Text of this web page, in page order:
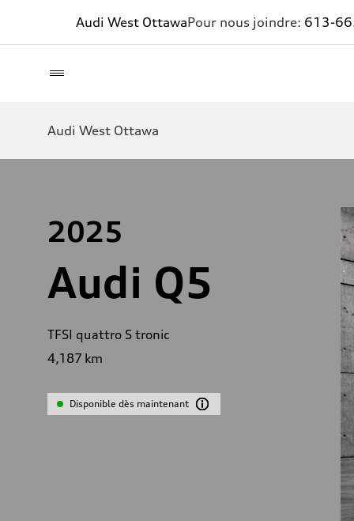
Audi West OttawaPour nous joindre: 613-
Audi West Ottawa
2025
Audi Q5
TFSI quattro S tronic
4,187 km
Disponible dès maintenant